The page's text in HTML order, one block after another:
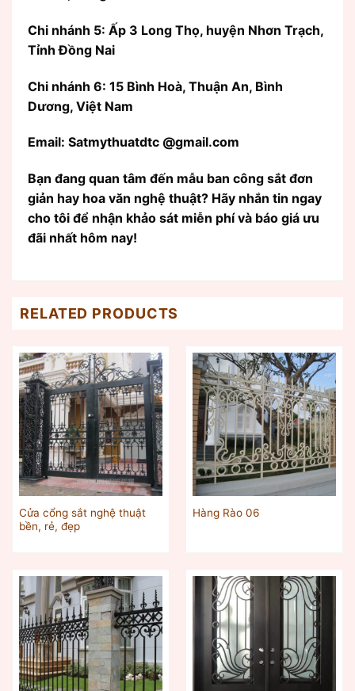
Chi nhánh 5: Ấp 3 Long Thọ, huyện Nhơn Trạch,
Tỉnh Đồng Nai
Chi nhánh 6: 15 Bình Hoà, Thuận An, Bình
Dương, Việt Nam
Email: Satmythuatdtc @gmail.com
Bạn đang quan tâm đến mẫu ban công sắt đơn
giản hay hoa văn nghệ thuật? Hãy nhắn tin ngay
cho tôi để nhận khảo sát miễn phí và báo giá ưu
đãi nhất hôm nay!
RELATED PRODUCTS
Cửa cổng sắt nghệ thuật
bền, rẻ, đẹp
Hàng Rào 06